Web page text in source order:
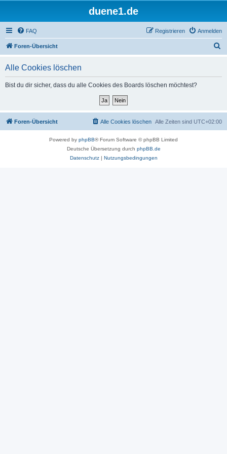
duene1.de
FAQ Anmelden
Registrieren
Foren-Übersicht
Alle Cookies löschen
Bist du dir sicher, dass du alle Cookies des Boards löschen möchtest?
Foren-Übersicht Alle Zeiten sind UTC+02:00
Alle Cookies löschen
Powered by phpBB® Forum Software © phpBB Limited
Deutsche Übersetzung durch phpBB.de
Datenschutz| Nutzungsbedingungen